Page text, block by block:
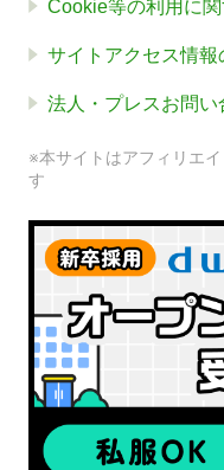
Cookie等の利用に
サイトアクセス情報
法人・プレスお問い
※本サイトはアフィリエ
す